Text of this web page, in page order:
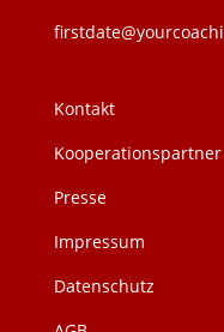
Kontakt
Kooperationspartner
Presse
Impressum
Datenschutz